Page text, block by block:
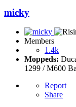
micky
Members
1.4k
Moppeds:
1299 / M600
Report
Share